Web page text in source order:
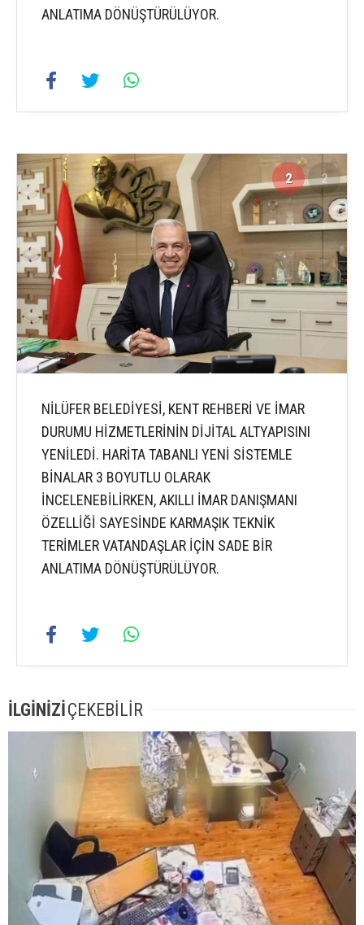
ANLATIMA DÖNÜŞTÜRÜLÜYOR.
2 2
NİLÜFER BELEDİYESİ, KENT REHBERİ VE İMAR
DURUMU HİZMETLERİNİN DİJİTAL ALTYAPISINI
YENİLEDİ. HARİTA TABANLI YENİ SİSTEMLE
BİNALAR 3 BOYUTLU OLARAK
İNCELENEBİLİRKEN, AKILLI İMAR DANIŞMANI
ÖZELLİĞİ SAYESİNDE KARMAŞIK TEKNİK
TERİMLER VATANDAŞLAR İÇİN SADE BİR
ANLATIMA DÖNÜŞTÜRÜLÜYOR.
İLGİNİZİÇEKEBİLİR